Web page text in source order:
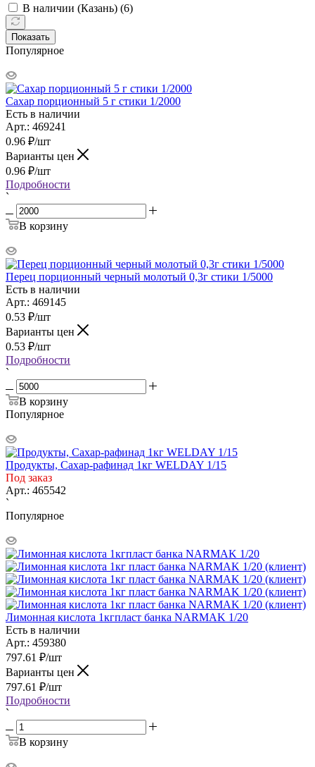
В наличии (Казань) (6)
Показать
Популярное
Сахар порционный 5 г стики 1/2000
Есть в наличии
Арт.: 469241
0.96 ₽/шт
Варианты цен
0.96 ₽/шт
Подробности
`
В корзину
Перец порционный черный молотый 0,3г стики 1/5000
Есть в наличии
Арт.: 469145
0.53 ₽/шт
Варианты цен
0.53 ₽/шт
Подробности
`
В корзину
Популярное
Продукты, Сахар-рафинад 1кг WELDAY 1/15
Под заказ
Арт.: 465542
`
Популярное
Лимонная кислота 1кгпласт банка NARMAK 1/20
Есть в наличии
Арт.: 459380
797.61 ₽/шт
Варианты цен
797.61 ₽/шт
Подробности
`
В корзину